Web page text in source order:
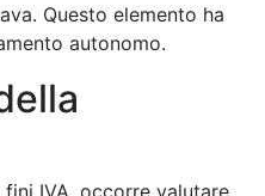
Questo elemento ha
autonomo.